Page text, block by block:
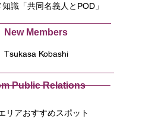
識「共同名義人とPOD」
New Members
Tsukasa Kobashi
Public Relations
リアおすすめスポット